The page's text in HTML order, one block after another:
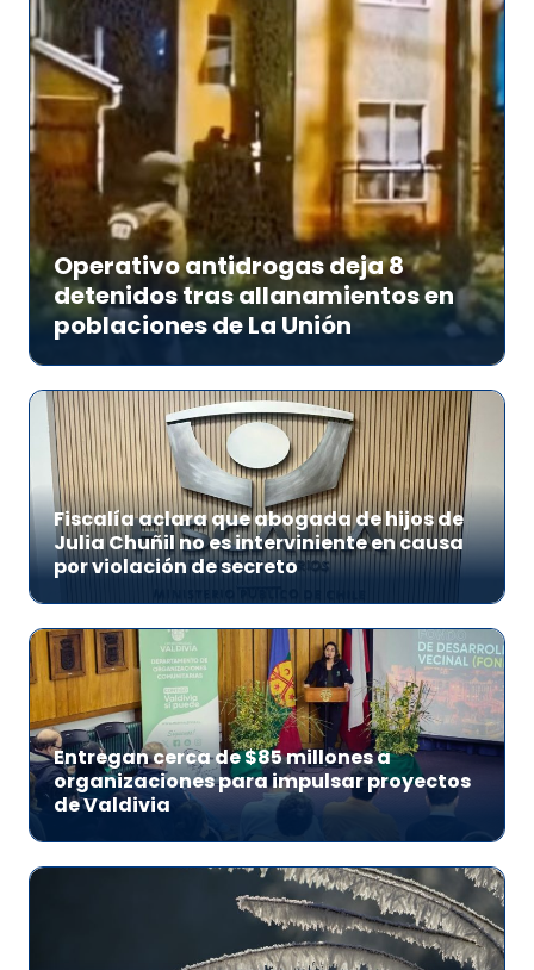
Operativo antidrogas deja 8
detenidos tras allanamientos en
poblaciones de La Unión
Fiscalía aclara que abogada de hijos de
Julia Chuñil no es interviniente en causa
por violación de secreto
Entregan cerca de $85 millones a
organizaciones para impulsar proyectos
de Valdivia